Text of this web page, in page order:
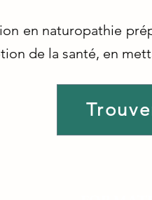
en naturopathie
de la santé, en